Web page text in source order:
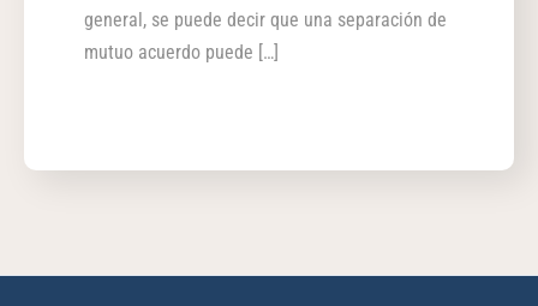
general, se puede decir que una separación de
mutuo acuerdo puede […]